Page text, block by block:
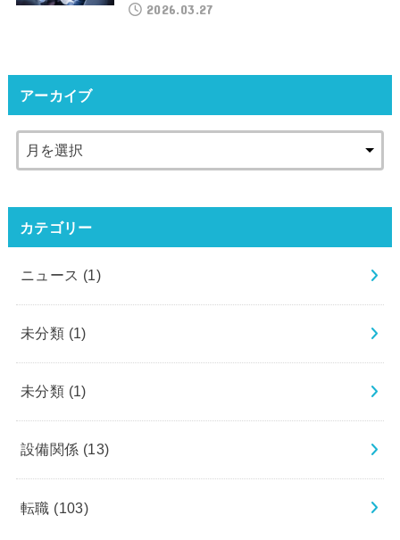
2026.03.27
アーカイブ
カテゴリー
ニュース (1)
未分類 (1)
未分類 (1)
設備関係 (13)
転職 (103)